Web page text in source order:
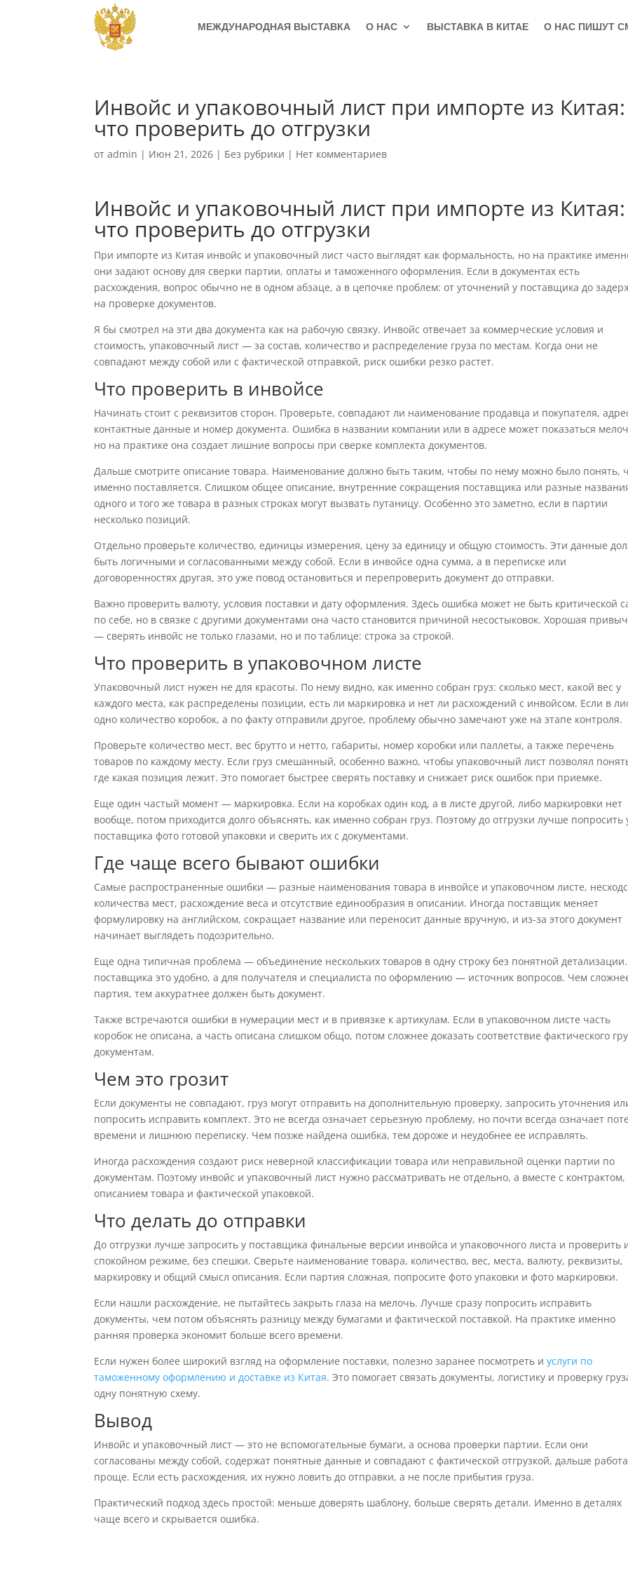
МЕЖДУНАРОДНАЯ ВЫСТАВКА О НАС ВЫСТАВКА В КИТАЕ О НАС ПИШУТ
Инвойс и упаковочный лист при импорте из Китая:
что проверить до отгрузки
отadmin | Июн 21, 2026 | Без рубрики | Нет комментариев
Инвойс и упаковочный лист при импорте из Китая:
что проверить до отгрузки
При импорте из Китая инвойс и упаковочный лист часто выглядят как формальность, но на практике
они задают основу для сверки партии, оплаты и таможенного оформления. Если в документах есть
расхождения, вопрос обычно не в одном абзаце, а в цепочке проблем: от уточнений у поставщика до
на проверке документов.
Я бы смотрел на эти два документа как на рабочую связку. Инвойс отвечает за коммерческие условия и
стоимость, упаковочный лист — за состав, количество и распределение груза по местам. Когда они не
совпадают между собой или с фактической отправкой, риск ошибки резко растет.
Что проверить в инвойсе
Начинать стоит с реквизитов сторон. Проверьте, совпадают ли наименование продавца и покупателя,
контактные данные и номер документа. Ошибка в названии компании или в адресе может показаться
но на практике она создает лишние вопросы при сверке комплекта документов.
Дальше смотрите описание товара. Наименование должно быть таким, чтобы по нему можно было понять,
именно поставляется. Слишком общее описание, внутренние сокращения поставщика или разные
одного и того же товара в разных строках могут вызвать путаницу. Особенно это заметно, если в партии
несколько позиций.
Отдельно проверьте количество, единицы измерения, цену за единицу и общую стоимость. Эти данные
быть логичными и согласованными между собой. Если в инвойсе одна сумма, а в переписке или
договоренностях другая, это уже повод остановиться и перепроверить документ до отправки.
Важно проверить валюту, условия поставки и дату оформления. Здесь ошибка может не быть критической
по себе, но в связке с другими документами она часто становится причиной несостыковок. Хорошая
— сверять инвойс не только глазами, но и по таблице: строка за строкой.
Что проверить в упаковочном листе
Упаковочный лист нужен не для красоты. По нему видно, как именно собран груз: сколько мест, какой вес у
каждого места, как распределены позиции, есть ли маркировка и нет ли расхождений с инвойсом. Если в
одно количество коробок, а по факту отправили другое, проблему обычно замечают уже на этапе контроля.
Проверьте количество мест, вес брутто и нетто, габариты, номер коробки или паллеты, а также перечень
товаров по каждому месту. Если груз смешанный, особенно важно, чтобы упаковочный лист позволял
где какая позиция лежит. Это помогает быстрее сверять поставку и снижает риск ошибок при приемке.
Еще один частый момент — маркировка. Если на коробках один код, а в листе другой, либо маркировки нет
вообще, потом приходится долго объяснять, как именно собран груз. Поэтому до отгрузки лучше попросить
поставщика фото готовой упаковки и сверить их с документами.
Где чаще всего бывают ошибки
Самые распространенные ошибки — разные наименования товара в инвойсе и упаковочном листе,
количества мест, расхождение веса и отсутствие единообразия в описании. Иногда поставщик меняет
формулировку на английском, сокращает название или переносит данные вручную, и из-за этого документ
начинает выглядеть подозрительно.
Еще одна типичная проблема — объединение нескольких товаров в одну строку без понятной
поставщика это удобно, а для получателя и специалиста по оформлению — источник вопросов. Чем
партия, тем аккуратнее должен быть документ.
Также встречаются ошибки в нумерации мест и в привязке к артикулам. Если в упаковочном листе часть
коробок не описана, а часть описана слишком общо, потом сложнее доказать соответствие фактического
документам.
Чем это грозит
Если документы не совпадают, груз могут отправить на дополнительную проверку, запросить уточнения
попросить исправить комплект. Это не всегда означает серьезную проблему, но почти всегда означает
времени и лишнюю переписку. Чем позже найдена ошибка, тем дороже и неудобнее ее исправлять.
Иногда расхождения создают риск неверной классификации товара или неправильной оценки партии по
документам. Поэтому инвойс и упаковочный лист нужно рассматривать не отдельно, а вместе с контрактом,
описанием товара и фактической упаковкой.
Что делать до отправки
До отгрузки лучше запросить у поставщика финальные версии инвойса и упаковочного листа и проверить
спокойном режиме, без спешки. Сверьте наименование товара, количество, вес, места, валюту, реквизиты,
маркировку и общий смысл описания. Если партия сложная, попросите фото упаковки и фото маркировки.
Если нашли расхождение, не пытайтесь закрыть глаза на мелочь. Лучше сразу попросить исправить
документы, чем потом объяснять разницу между бумагами и фактической поставкой. На практике именно
ранняя проверка экономит больше всего времени.
Если нужен более широкий взгляд на оформление поставки, полезно заранее посмотреть иуслуги по
таможенному оформлению и доставке из Китая. Это помогает связать документы, логистику и проверку
одну понятную схему.
Вывод
Инвойс и упаковочный лист — это не вспомогательные бумаги, а основа проверки партии. Если они
согласованы между собой, содержат понятные данные и совпадают с фактической отгрузкой, дальше
проще. Если есть расхождения, их нужно ловить до отправки, а не после прибытия груза.
Практический подход здесь простой: меньше доверять шаблону, больше сверять детали. Именно в деталях
чаще всего и скрывается ошибка.